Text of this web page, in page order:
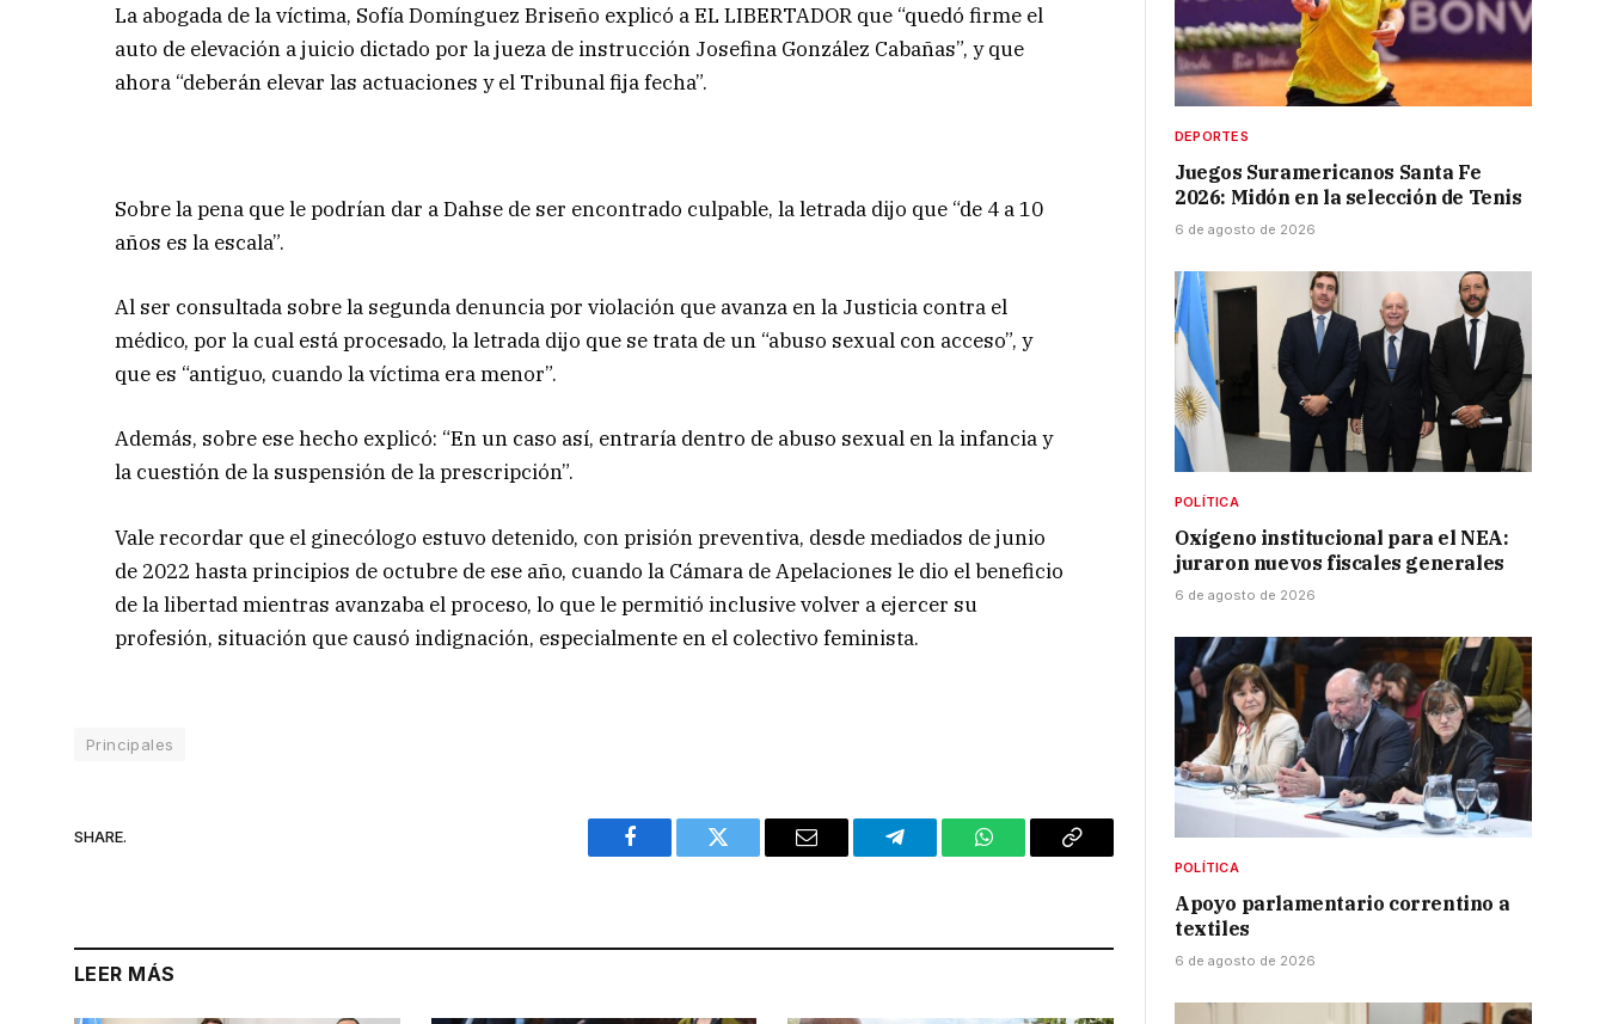
La abogada de la víctima, Sofía Domínguez Briseño explicó a EL LIBERTADOR que “quedó firme el
auto de elevación a juicio dictado por la jueza de instrucción Josefina González Cabañas”, y que
ahora “deberán elevar las actuaciones y el Tribunal fija fecha”.
Sobre la pena que le podrían dar a Dahse de ser encontrado culpable, la letrada dijo que “de 4 a 10
años es la escala”.
Al ser consultada sobre la segunda denuncia por violación que avanza en la Justicia contra el
médico, por la cual está procesado, la letrada dijo que se trata de un “abuso sexual con acceso”, y
que es “antiguo, cuando la víctima era menor”.
Además, sobre ese hecho explicó: “En un caso así, entraría dentro de abuso sexual en la infancia y
la cuestión de la suspensión de la prescripción”.
Vale recordar que el ginecólogo estuvo detenido, con prisión preventiva, desde mediados de junio
de 2022 hasta principios de octubre de ese año, cuando la Cámara de Apelaciones le dio el beneficio
de la libertad mientras avanzaba el proceso, lo que le permitió inclusive volver a ejercer su
profesión, situación que causó indignación, especialmente en el colectivo feminista.
Principales
SHARE.
Facebook Twitter Email Telegram WhatsAppCopy
LEER MÁS
DEPORTES
Juegos Suramericanos Santa Fe
2026: Midón en la selección de Tenis
6 de agosto de 2026
POLÍTICA
Oxígeno institucional para el NEA:
juraron nuevos fiscales generales
6 de agosto de 2026
POLÍTICA
Apoyo parlamentario correntino a
textiles
6 de agosto de 2026